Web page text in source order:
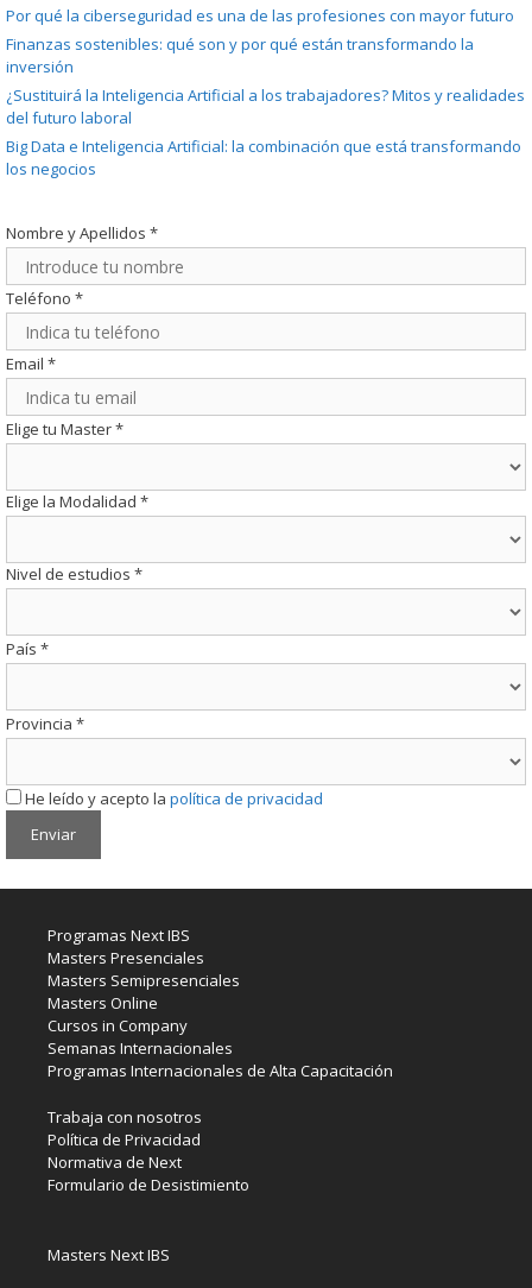
Por qué la ciberseguridad es una de las profesiones con mayor futuro
Finanzas sostenibles: qué son y por qué están transformando la
inversión
¿Sustituirá la Inteligencia Artificial a los trabajadores? Mitos y realidades
del futuro laboral
Big Data e Inteligencia Artificial: la combinación que está transformando
los negocios
Nombre y Apellidos *
Teléfono *
Email *
Elige tu Master*
Elige la Modalidad *
Nivel de estudios *
País *
Provincia *
He leído y acepto la política de privacidad
Programas Next IBS
Masters Presenciales
Masters Semipresenciales
Masters Online
Cursos in Company
Semanas Internacionales
Programas Internacionales de Alta Capacitación
Trabaja con nosotros
Política de Privacidad
Normativa de Next
Formulario de Desistimiento
Masters Next IBS